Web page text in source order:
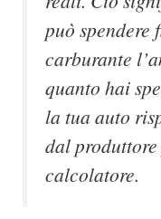
può spendere
carburante
quanto hai
la tua auto
dal
calcolatore.